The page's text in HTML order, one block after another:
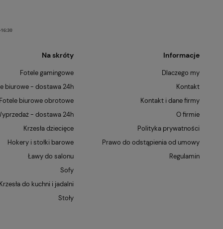
Na skróty
Fotele gamingowe
biurowe - dostawa 24h
Fotele biurowe obrotowe
- dostawa 24h
Krzesła dziecięce
Hokery i stołki barowe
Ławy do salonu
Sofy
Krzesła do kuchni i jadalni
Stoły
Informacje
Dlaczego my
Kontakt
Kontakt i dane firmy
O firmie
Polityka prywatności
Prawo do odstąpienia od umowy
Regulamin